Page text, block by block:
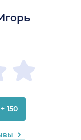
+ 150